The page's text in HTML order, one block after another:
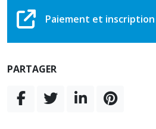
Paiement et inscription
PARTAGER